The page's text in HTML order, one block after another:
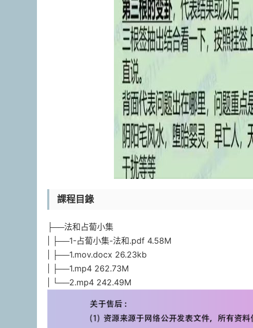
課程目錄
├──法和占蔔小集
| ├──1-占蔔小集-法和.pdf 4.58M
| ├──1.mov.docx 26.23kb
| ├──1.mp4 262.73M
| └──2.mp4 242.49M